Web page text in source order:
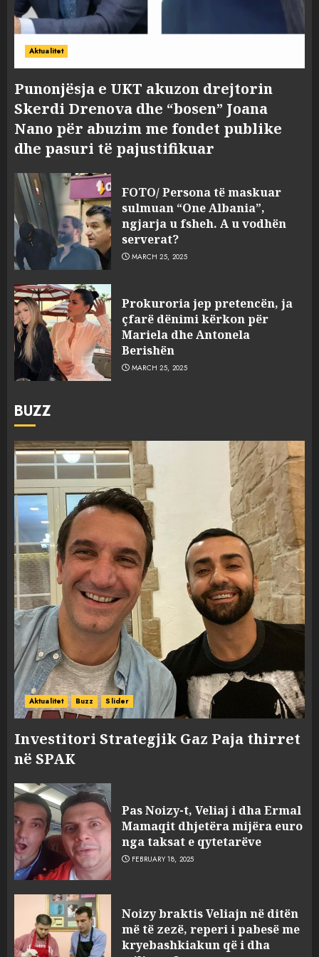
Aktualitet
Punonjësja e UKT akuzon drejtorin
Skerdi Drenova dhe “bosen” Joana
Nano për abuzim me fondet publike
dhe pasuri të pajustifikuar
FOTO/ Persona të maskuar
sulmuan “One Albania”,
ngjarja u fsheh. A u vodhën
serverat?
MARCH 25, 2025
Prokuroria jep pretencën, ja
çfarë dënimi kërkon për
Mariela dhe Antonela
Berishën
MARCH 25, 2025
BUZZ
Aktualitet Buzz Slider
Investitori Strategjik Gaz Paja thirret
në SPAK
Pas Noizy-t, Veliaj i dha Ermal
Mamaqit dhjetëra mijëra euro
nga taksat e qytetarëve
FEBRUARY 18, 2025
Noizy braktis Veliajn në ditën
më të zezë, reperi i pabesë me
kryebashkiakun që i dha
sulmuan “One Albania”,
ngjarja u fsheh. A u vodhën
serverat?